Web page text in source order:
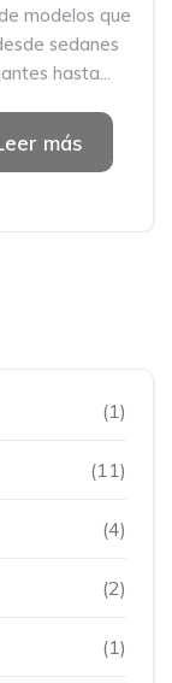
modelos que
sedanes
hasta...
más
(1)
(11)
(4)
(2)
(1)